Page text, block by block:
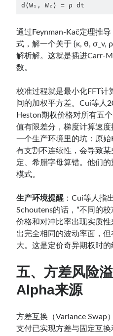
d⟨W₁, W₂⟩ = ρ dt
通过Feynman-Kač定理推
式，解一个关于 {κ, θ, σ_v,
解析解。这就是插进Carr-
数。
校准过程就是最小化FFT计
间的加权平方差。Cui等人
Heston期权价格对所有五
值有限差分，梯度计算速
一个生产环境里的坑：原
有支割不连续性，会导致
定、希腊字母算错。他们
模式。
生产环境提醒 ：Cui等人指
Schoutens的话，”不同的
价格和对冲比率出现实质
出完全相同的波动率面，
大。这是定价奇异期权时的
五、方差风险
Alpha来源
方差互换（Variance Swap
支付已实现方差与固定互